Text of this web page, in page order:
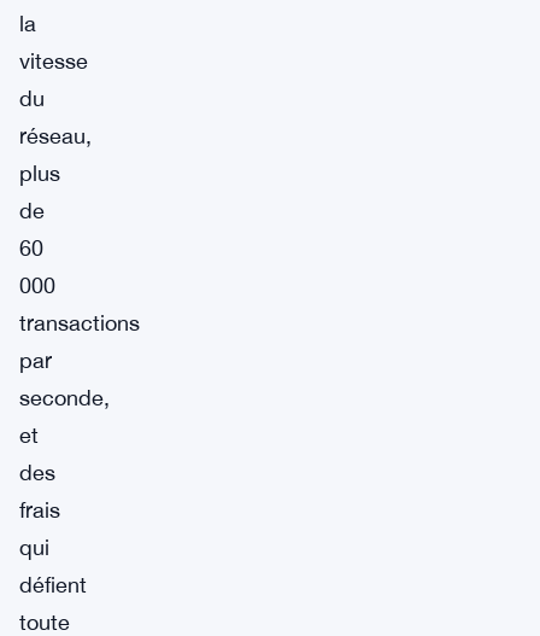
la
vitesse
du
réseau,
plus
de
60
000
transactions
par
seconde,
et
des
frais
qui
défient
toute